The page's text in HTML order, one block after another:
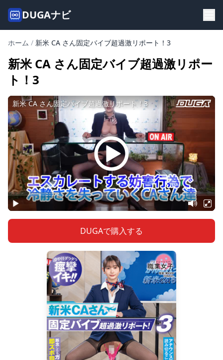
DUGAナビ
ホーム / 新米 CA さん固定バイブ超過激リポート！3
新米 CA さん固定バイブ超過激リポー
ト！3
DUGAで購入する